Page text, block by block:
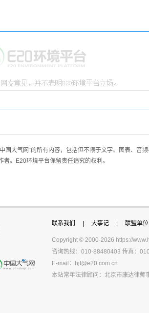
国大气网“的所有内容，包括但不限于文字、图表、音
。E20环境平台保留责任追究的权利。
联系我们 大事记 联盟单位
Copyright © 2000-2026 https://
咨询热线：010-88480403 传真：
E-mail：
hjf@e20.com.cn
本站常年法律顾问：北京市康达律师